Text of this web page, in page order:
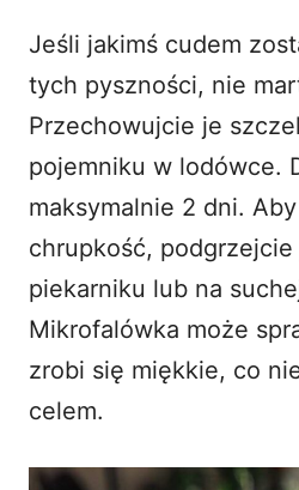
Jeśli jakimś cudem
tych pyszności, nie
Przechowujcie je
pojemniku w lodówce.
maksymalnie 2 dni.
chrupkość,
piekarniku lub na
Mikrofalówka może
zrobi się miękkie, co
celem.